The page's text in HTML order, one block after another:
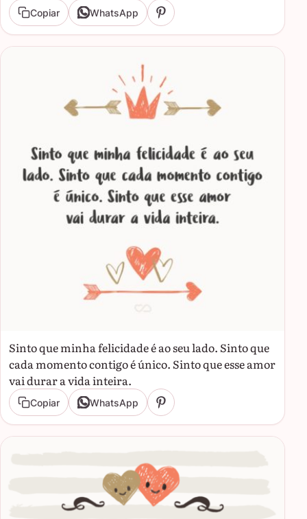
Copiar WhatsApp
Sinto que minha felicidade é ao seu lado. Sinto que
cada momento contigo é único. Sinto que esse amor
vai durar a vida inteira.
Copiar WhatsApp